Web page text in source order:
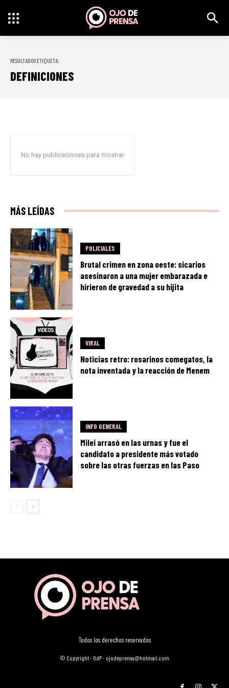
RESULTADOS ETIQUETA:
DEFINICIONES
No hay publicaciones para mostrar
MÁS LEÍDAS
POLICIALES
Brutal crimen en zona oeste: sicarios
asesinaron a una mujer embarazada e
hirieron de gravedad a su hijita
VIRAL
Noticias retro: rosarinos comegatos, la
nota inventada y la reacción de Menem
INFO GENERAL
Milei arrasó en las urnas y fue el
candidato a presidente más votado
sobre las otras fuerzas en las Paso
Todos los derechos reservados
© Copyright - OdP - ojodeprensa@hotmail.com